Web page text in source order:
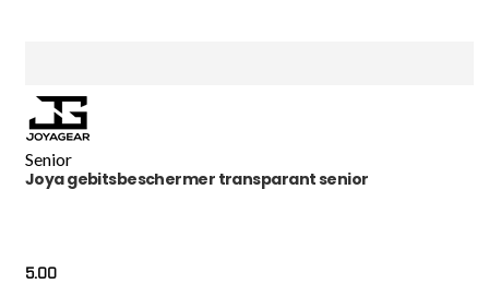
Senior
Joya gebitsbeschermer transparant senior
5.00